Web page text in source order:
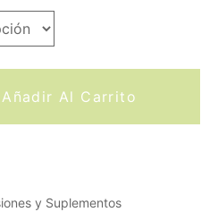
Añadir Al Carrito
y Suplementos